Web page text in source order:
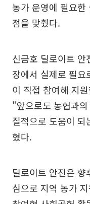
농가 운영에 필요
점을 맞췄다.
신금호 딜로이트
장에서 실제로 필요
이 직접 참여해 지
"앞으로도 농협과
질적으로 도움이
혔다.
딜로이트 안진은
심으로 지역 농가